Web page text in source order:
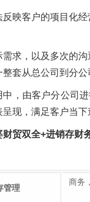
反映客户的项目化
求，以及多次的
套从总公司到分公
中，由客户分公司
现，满足客户当下
贸双全+进销存财
管理
商务